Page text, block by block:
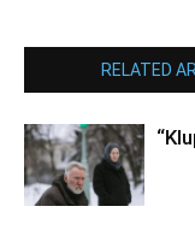
RELATED